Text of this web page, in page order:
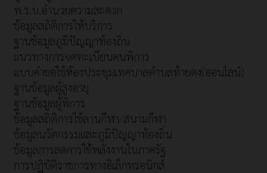
พ.ร.บ.อำนวยความสะดวก
ข้อมูลสถิติการให้บริการ
ฐานข้อมูลภูมิปัญญาท้องถิ่น
แนวทางการจดทะเบียนคนพิการ
แบบคำขอใช้ห้องประชุมเทศบาลตำบลท้ายดง(ออนไลน์)
ฐานข้อมูลผู้สูงอายุ
ฐานข้อมูลผู้พิการ
ข้อมูลสถิติการใช้ลานกีฬา/สนามกีฬา
ข้อมูลนวัตกรรมและภูมิปัญญาท้องถิ่น
ข้อมูลการลดการใช้พลังงานในภาครัฐ
การปฏิบัติราชการทางอิเล็กทรอนิกส์